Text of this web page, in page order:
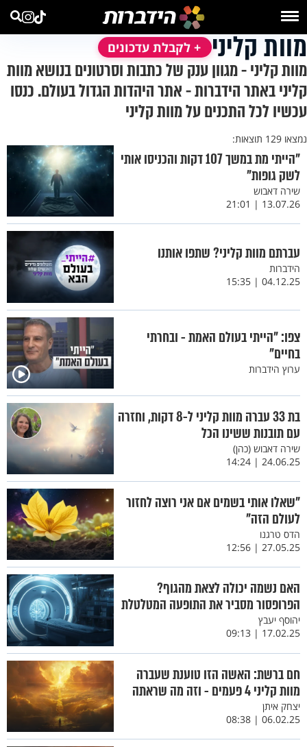
מוות קליני + לקבלת עדכונים
מוות קליני - מגוון ענק של כתבות וסרטונים בנושא מוות
קליני באתר הידברות - אתר היהדות הגדול בעולם. כנסו
עכשיו לכל התכנים על מוות קליני
נמצאו 129 תוצאות:
"הייתי מת במשך 107 דקות והכניסו אותי
לשק גופות"
שירה דאבוש
13.07.26 | 21:01
עברתם מוות קליני? שתפו אותנו
הידברות
04.12.25 | 15:35
צפו: "הייתי בעולם האמת - ובחרתי
בחיים"
ערוץ הידברות
בת 33 עברה מוות קליני ל-8 דקות, וחזרה
עם תובנות ששינו הכל
שירה דאבוש (כהן)
24.06.25 | 14:24
"שאלו אותי בשמים אם אני רוצה לחזור
לעולם הזה"
הדס טרגנו
27.05.25 | 12:56
האם נשמה יכולה לצאת מהגוף?
הפרופסור מסביר את התופעה המטלטלת
יהוסף יעבץ
17.02.25 | 09:13
חם ברשת: האשה הזו טוענת שעברה
מוות קליני 4 פעמים - וזה מה שראתה
יצחק איתן
06.02.25 | 08:38